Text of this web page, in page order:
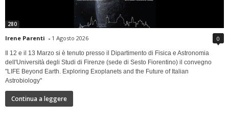
280
Irene Parenti - 1 Agosto 2026 0
Il 12 e il 13 Marzo si è tenuto presso il Dipartimento di Fisica e Astronomia
dell'Università degli Studi di Firenze (sede di Sesto Fiorentino) il convegno
"LIFE Beyond Earth. Exploring Exoplanets and the Future of Italian
Astrobiology"
Continua a leggere